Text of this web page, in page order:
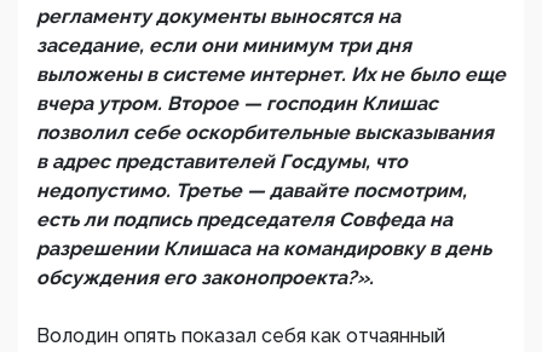
регламенту документы выносятся на
заседание, если они минимум три дня
выложены в системе интернет. Их не было еще
вчера утром. Второе — господин Клишас
позволил себе оскорбительные высказывания
в адрес представителей Госдумы, что
недопустимо. Третье — давайте посмотрим,
есть ли подпись председателя Совфеда на
разрешении Клишаса на командировку в день
обсуждения его законопроекта?».
Володин опять показал себя как отчаянный